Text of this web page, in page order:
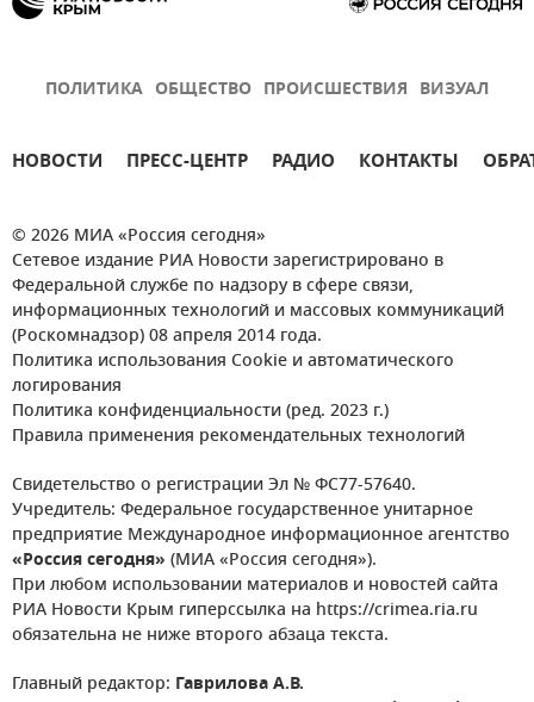
ПОЛИТИКА ОБЩЕСТВО ПРОИСШЕСТВИЯ ВИЗУАЛ
НОВОСТИ ПРЕСС-ЦЕНТР РАДИО КОНТАКТЫ
© 2026 МИА «Россия сегодня»
Сетевое издание РИА Новости зарегистрировано в
Федеральной службе по надзору в сфере связи,
информационных технологий и массовых коммуникаций
(Роскомнадзор) 08 апреля 2014 года.
Политика использования Cookie и автоматического
логирования
Политика конфиденциальности (ред. 2023 г.)
Правила применения рекомендательных технологий
Свидетельство о регистрации Эл № ФС77-57640.
Учредитель: Федеральное государственное унитарное
предприятие Международное информационное агентство
«Россия сегодня» (МИА «Россия сегодня»).
При любом использовании материалов и новостей сайта
РИА Новости Крым гиперссылка на https://crimea.ria.ru
обязательна не ниже второго абзаца текста.
Главный редактор: Гаврилова А.В.